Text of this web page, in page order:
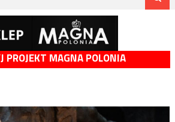
PROJEKT MAGNA POLONIA